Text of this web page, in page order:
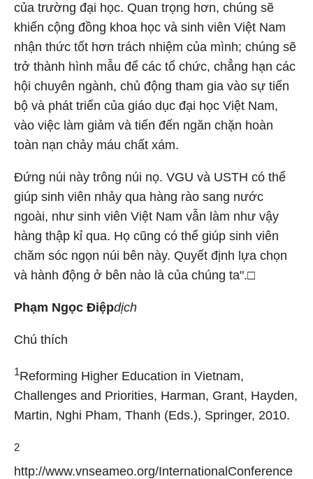
của trường đại học. Quan trọng hơn, chúng sẽ
khiến cộng đồng khoa học và sinh viên Việt Nam
nhận thức tốt hơn trách nhiệm của mình; chúng sẽ
trở thành hình mẫu để các tổ chức, chẳng hạn các
hội chuyên ngành, chủ động tham gia vào sự tiến
bộ và phát triển của giáo dục đại học Việt Nam,
vào việc làm giảm và tiến đến ngăn chặn hoàn
toàn nạn chảy máu chất xám.
Đứng núi này trông núi nọ. VGU và USTH có thể
giúp sinh viên nhảy qua hàng rào sang nước
ngoài, như sinh viên Việt Nam vẫn làm như vậy
hàng thập kỉ qua. Họ cũng có thể giúp sinh viên
chăm sóc ngọn núi bên này. Quyết định lựa chọn
và hành động ở bên nào là của chúng ta".□
Phạm Ngọc Điệpdịch
Chú thích
1Reforming Higher Education in Vietnam,
Challenges and Priorities, Harman, Grant, Hayden,
Martin, Nghi Pham, Thanh (Eds.), Springer, 2010.
2
http://www.vnseameo.org/InternationalConference